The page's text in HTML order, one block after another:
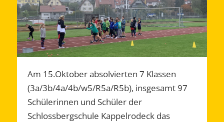
Am 15.Oktober absolvierten 7 Klassen
(3a/3b/4a/4b/w5/R5a/R5b), insgesamt 97
Schülerinnen und Schüler der
Schlossbergschule Kappelrodeck das